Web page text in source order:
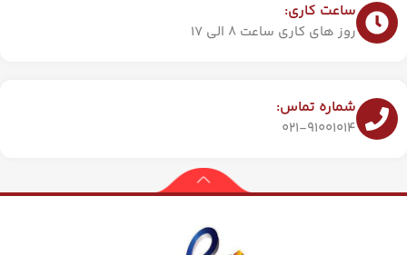
ساعت کاری:
روز های کاری ساعت 8 الی 17
شماره تماس:
021-91001014